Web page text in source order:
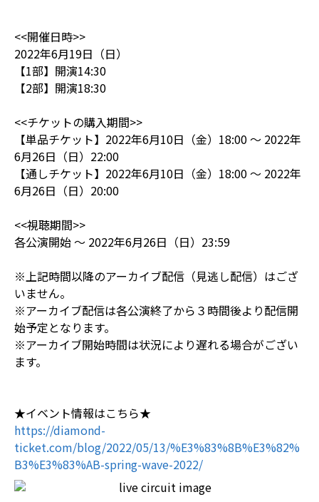
<<開催日時>>
2022年6月19日（日）
【1部】開演14:30
【2部】開演18:30
<<チケットの購入期間>>
【単品チケット】2022年6月10日（金）18:00 ～ 2022年
6月26日（日）22:00
【通しチケット】2022年6月10日（金）18:00 ～ 2022年
6月26日（日）20:00
<<視聴期間>>
各公演開始 ～ 2022年6月26日（日）23:59
※上記時間以降のアーカイブ配信（見逃し配信）はござ
いません。
※アーカイブ配信は各公演終了から３時間後より配信開
始予定となります。
※アーカイブ開始時間は状況により遅れる場合がござい
ます。
★イベント情報はこちら★
https://diamond-
ticket.com/blog/2022/05/13/%E3%83%8B%E3%82%
B3%E3%83%AB-spring-wave-2022/